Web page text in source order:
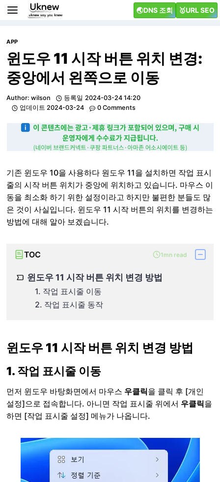
Skip
🌏DNS 조회 🥇URL SEO
APP
윈도우 11 시작 버튼 위치 변경:
중앙에서 왼쪽으로 이동
Author: wilson 등록일 2024-03-24 14:20
업데이트 2024-03-24 0 Comments
기존 윈도우 10을 사용하다 원도우 11을 설치하면 작업 표시
줄의 시작 버튼 위치가 중앙에 위치하고 있습니다. 마우스 이
동을 최소화 하기 위한 설정이라고 하지만 불편한 분들도 많
은 것이 사실입니다. 윈도우 11 시작 버튼의 위치를 변경하는
방법에 대해 알아 보겠습니다.
TOC 1mn read
윈도우 11 시작 버튼 위치 변경 방법
1. 작업 표시줄 이동
2. 작업 표시줄 동작
윈도우 11 시작 버튼 위치 변경 방법
1. 작업 표시줄 이동
먼저 윈도우 바탕화면에서 마우스 우클릭을 클릭 후 [개인
설정]으로 접속합니다. 아니면 작업 표시줄 위에서 우클릭을
하면 [작업 표시줄 설정] 메뉴가 나옵니다.